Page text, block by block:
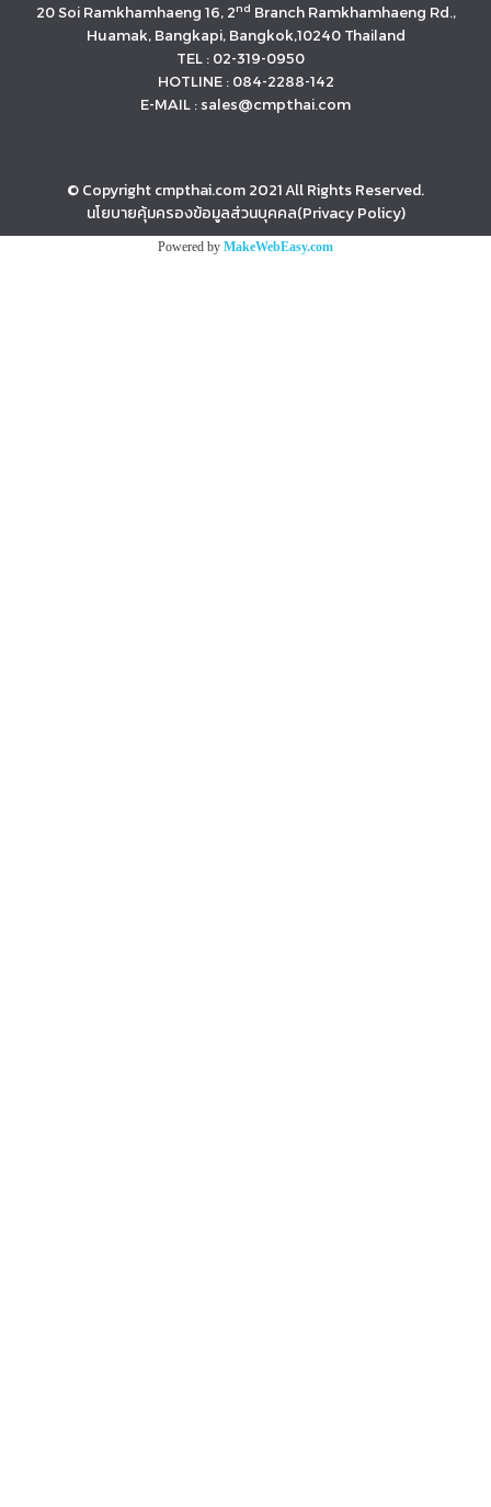
20 Soi Ramkhamhaeng 16, 2nd Branch Ramkhamhaeng Rd.,
Huamak, Bangkapi, Bangkok,10240 Thailand
TEL : 02-319-0950
HOTLINE : 084-2288-142
E-MAIL : sales@cmpthai.com
© Copyright cmpthai.com 2021 All Rights Reserved.
นโยบายคุ้มครองข้อมูลส่วนบุคคล(Privacy Policy)
Powered by MakeWebEasy.com